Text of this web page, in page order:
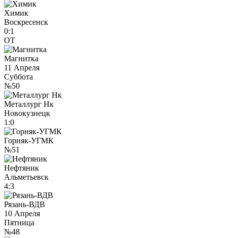
Химик
Воскресенск
0:1
ОТ
Магнитка
11 Апреля
Суббота
№50
Металлург Нк
Новокузнецк
1:0
Горняк-УГМК
№51
Нефтяник
Альметьевск
4:3
Рязань-ВДВ
10 Апреля
Пятница
№48